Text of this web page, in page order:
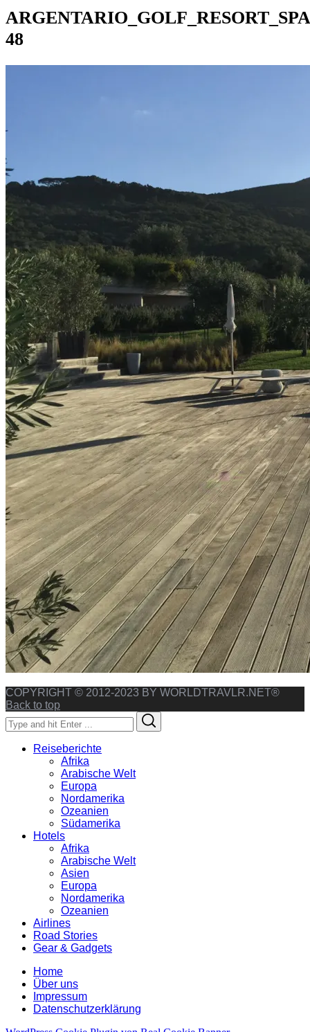
48
COPYRIGHT © 2012-2023 BY WORLDTRAVLR.NET®
Back to top
Search
for:
Reiseberichte
Afrika
Arabische Welt
Europa
Nordamerika
Ozeanien
Südamerika
Hotels
Afrika
Arabische Welt
Asien
Europa
Nordamerika
Ozeanien
Airlines
Road Stories
Gear & Gadgets
Home
Über uns
Impressum
Datenschutzerklärung